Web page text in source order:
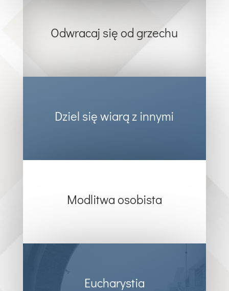
Odwracaj się od grzechu
Dziel się wiarą z innymi
Modlitwa osobista
Eucharystia